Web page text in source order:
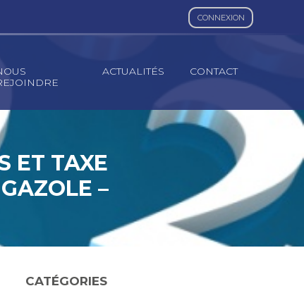
CONNEXION
ACTUALITÉS CONTACT
ET TAXE
–
Blog
CATÉGORIES